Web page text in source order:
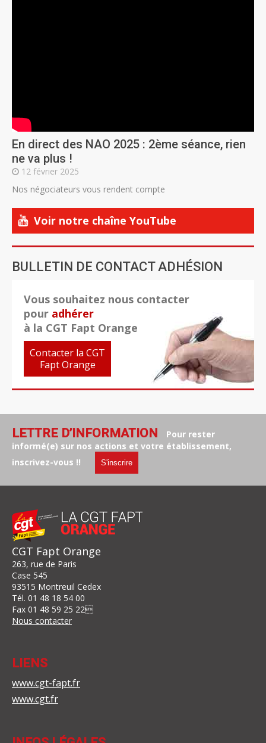
En direct des NAO 2025 : 2ème séance, rien
ne va plus !
12 février 2025
Nos négociateurs vous rendent compte
Voir notre chaîne YouTube
BULLETIN DE CONTACT ADHÉSION
Vous souhaitez nous contacter
pour adhérer
à la CGT Fapt Orange
Contacter la CGT
Fapt Orange
LETTRE D’INFORMATION
Pour rester
informé(e) sur nos actions et votre établissement,
inscrivez-vous !!
S'inscrire
CGT Fapt Orange
263, rue de Paris
Case 545
93515 Montreuil Cedex
Tél. 01 48 18 54 00
Fax 01 48 59 25 22
Nous contacter
LIENS
www.cgt-fapt.fr
www.cgt.fr